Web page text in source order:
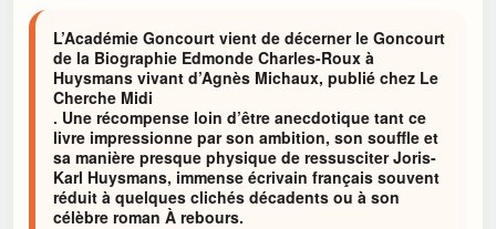
L’Académie Goncourt vient de décerner le Goncourt
de la Biographie Edmonde Charles-Roux à
Huysmans vivant d’Agnès Michaux, publié chez Le
Cherche Midi
. Une récompense loin d’être anecdotique tant ce
livre impressionne par son ambition, son souffle et
sa manière presque physique de ressusciter Joris-
Karl Huysmans, immense écrivain français souvent
réduit à quelques clichés décadents ou à son
célèbre roman À rebours.